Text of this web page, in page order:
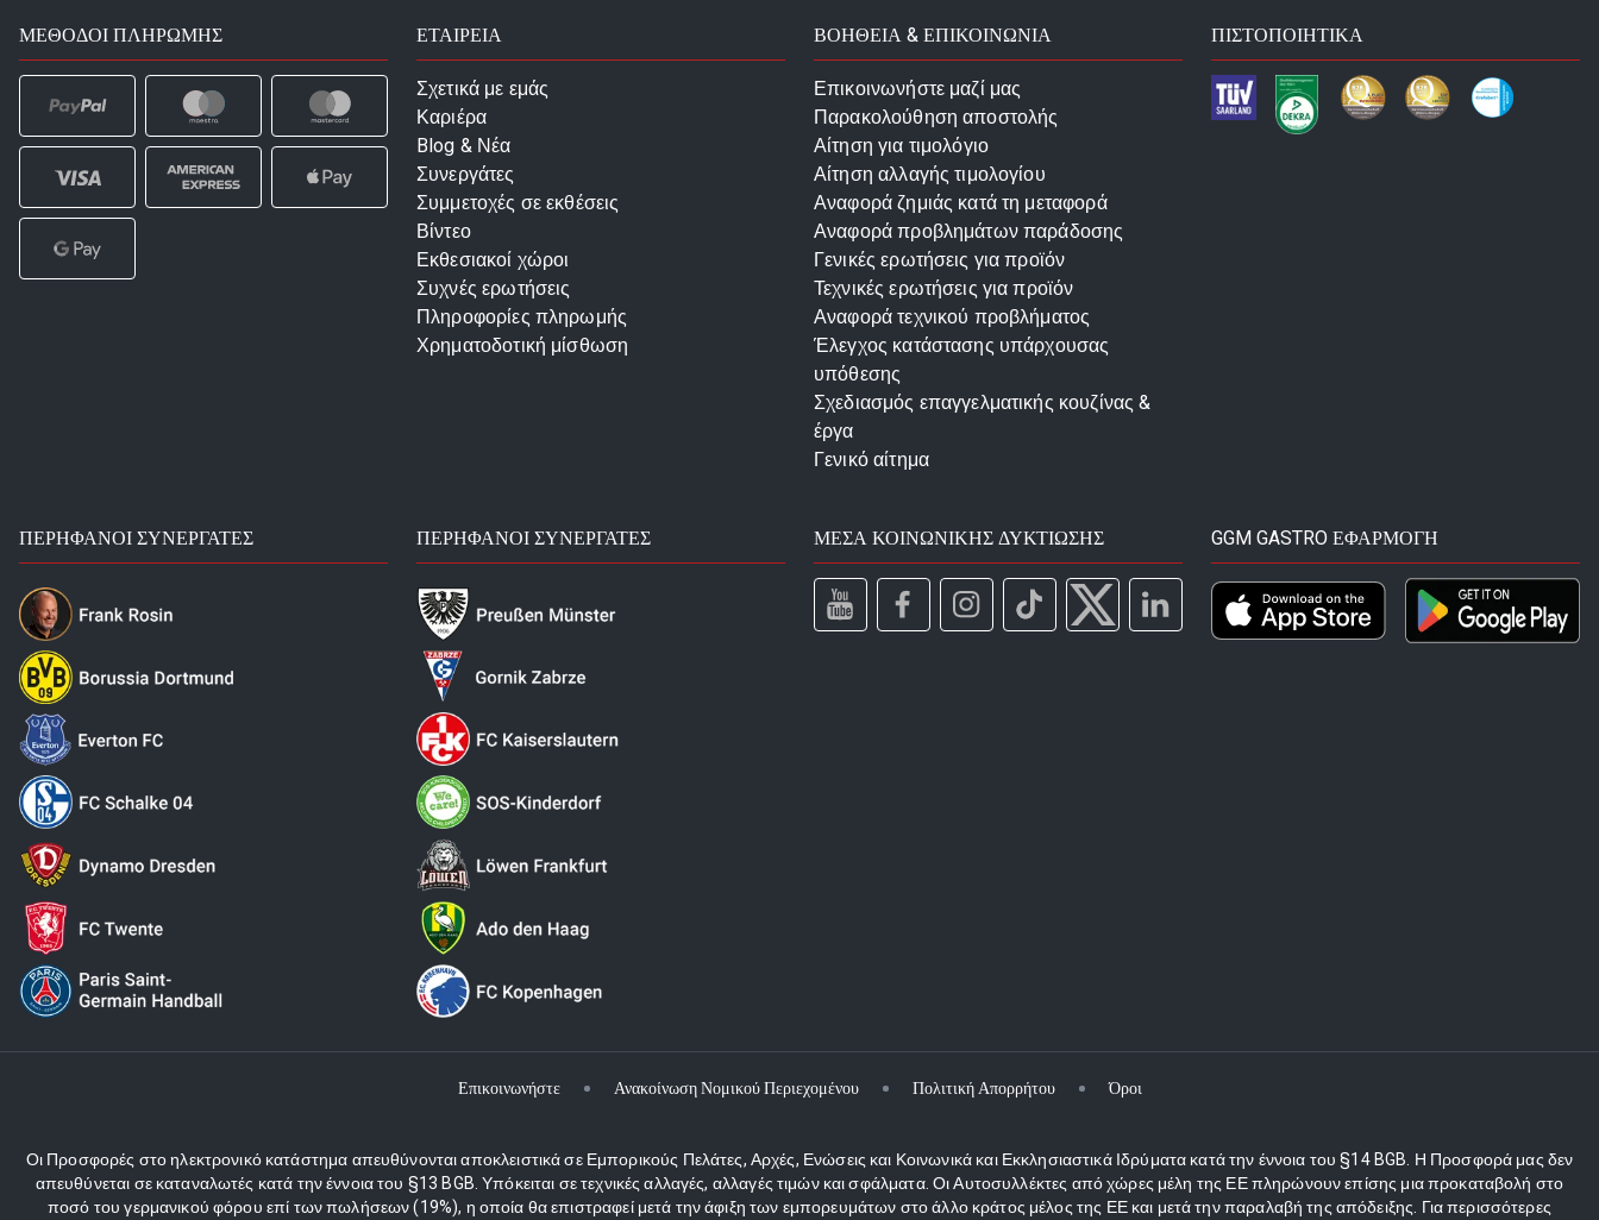
ΜΈΘΟΔΟΙ ΠΛΗΡΩΜΉΣ ΕΤΑΙΡΕΙΑ
Σχετικά με εμάς
Καριέρα
Blog & Νέα
Συνεργάτες
Συμμετοχές σε εκθέσεις
Βίντεο
Εκθεσιακοί χώροι
Συχνές ερωτήσεις
Πληροφορίες πληρωμής
Χρηματοδοτική μίσθωση
ΒΟΗΘΕΙΑ & ΕΠΙΚΟΙΝΩΝΙΑ
Επικοινωνήστε μαζί μας
Παρακολούθηση αποστολής
Αίτηση για τιμολόγιο
Αίτηση αλλαγής τιμολογίου
Αναφορά ζημιάς κατά τη μεταφορά
Αναφορά προβλημάτων παράδοσης
Γενικές ερωτήσεις για προϊόν
Τεχνικές ερωτήσεις για προϊόν
Αναφορά τεχνικού προβλήματος
Έλεγχος κατάστασης υπάρχουσας
υπόθεσης
Σχεδιασμός επαγγελματικής κουζίνας &
έργα
Γενικό αίτημα
ΠΙΣΤΟΠΟΙΗΤΙΚΆ
ΠΕΡΉΦΑΝΟΙ ΣΥΝΕΡΓΆΤΕΣ ΠΕΡΉΦΑΝΟΙ ΣΥΝΕΡΓΆΤΕΣ ΜΈΣΑ ΚΟΙΝΩΝΙΚΉΣ ΔΥΚΤΊΩΣΗΣ GGM GASTRO ΕΦΑΡΜΟΓΉ
Επικοινωνήστε Ανακοίνωση Νομικού Περιεχομένου Πολιτική Απορρήτου Όροι
Οι Προσφορές στο ηλεκτρονικό κατάστημα απευθύνονται αποκλειστικά σε Εμπορικούς Πελάτες, Αρχές, Ενώσεις και Κοινωνικά και Εκκλησιαστικά Ιδρύματα κατά την έννοια του §14 BGB. Η Προσφορά μας δεν
απευθύνεται σε καταναλωτές κατά την έννοια του §13 BGB. Υπόκειται σε τεχνικές αλλαγές, αλλαγές τιμών και σφάλματα. Οι Αυτοσυλλέκτες από χώρες μέλη της ΕΕ πληρώνουν επίσης μια προκαταβολή στο
ποσό του γερμανικού φόρου επί των πωλήσεων (19%), η οποία θα επιστραφεί μετά την άφιξη των εμπορευμάτων στο άλλο κράτος μέλος της ΕΕ και μετά την παραλαβή της απόδειξης. Για περισσότερες